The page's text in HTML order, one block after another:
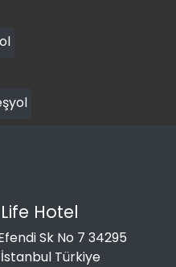
Hotel
Sk No 7 34295
Türkiye